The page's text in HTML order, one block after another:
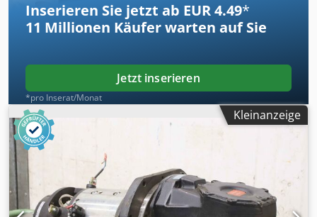
Inserieren Sie jetzt ab EUR 4.49*
11 Millionen Käufer warten auf Sie
Jetzt inserieren
*pro Inserat/Monat
Kleinanzeige